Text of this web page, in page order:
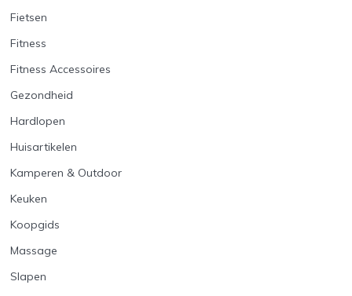
Fietsen
Fitness
Fitness Accessoires
Gezondheid
Hardlopen
Huisartikelen
Kamperen & Outdoor
Keuken
Koopgids
Massage
Slapen